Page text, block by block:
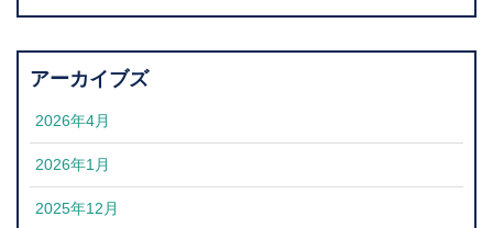
アーカイブズ
2026年4月
2026年1月
2025年12月